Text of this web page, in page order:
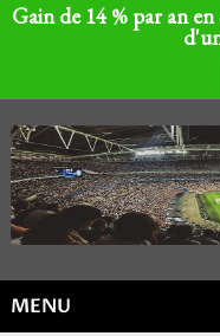
Gain de 14 % par an
MENU